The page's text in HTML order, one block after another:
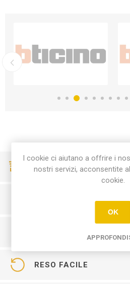
CONSEGNE VELOCI
PAGAMENTI SICURI
RESO FACILE
I cookie ci aiutano a offrire i
nostri servizi, acconsentite
cookie.
OK